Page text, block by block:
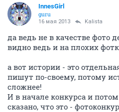
InnesGirl
guru
16 мая 2013 Kalista
да ведь не в качестве фото
видно ведь и на плохих
а вот истории - это
пишут по-своему, потому
сложнее!
И в начале конкурса и
сказано, что это -